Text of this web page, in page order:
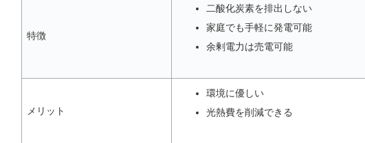
特徴
二酸化炭素を排出しない
家庭でも手軽に発電可能
余剰電力は売電可能
メリット
環境に優しい
光熱費を削減できる